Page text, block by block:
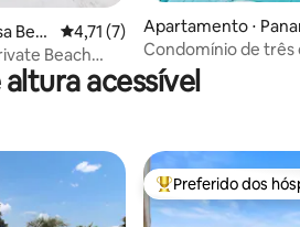
Bea
4,71 de uma avaliação média de
4,71 (7)
Beach
Apartamento ⋅
Condomínio de
com vista para o
acessível
Entre os melhores
Preferido dos